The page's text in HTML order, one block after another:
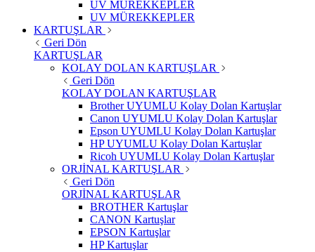
UV MÜREKKEPLER
UV MÜREKKEPLER
KARTUŞLAR
Geri Dön
KARTUŞLAR
KOLAY DOLAN KARTUŞLAR
Geri Dön
KOLAY DOLAN KARTUŞLAR
Brother UYUMLU Kolay Dolan Kartuşlar
Canon UYUMLU Kolay Dolan Kartuşlar
Epson UYUMLU Kolay Dolan Kartuşlar
HP UYUMLU Kolay Dolan Kartuşlar
Ricoh UYUMLU Kolay Dolan Kartuşlar
ORJİNAL KARTUŞLAR
Geri Dön
ORJİNAL KARTUŞLAR
BROTHER Kartuşlar
CANON Kartuşlar
EPSON Kartuşlar
HP Kartuşlar